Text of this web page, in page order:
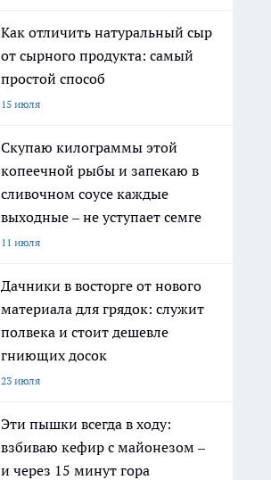
Как отличить натуральный сыр
от сырного продукта: самый
простой способ
15 июля
Скупаю килограммы этой
копеечной рыбы и запекаю в
сливочном соусе каждые
выходные – не уступает семге
11 июля
Дачники в восторге от нового
материала для грядок: служит
полвека и стоит дешевле
гниющих досок
23 июля
Эти пышки всегда в ходу:
взбиваю кефир с майонезом –
и через 15 минут гора